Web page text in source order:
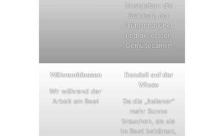
Unsichtbar: die
Zwiebeln der
Frühjahrsblüher
und die ersten
Gemüsesamen
Währenddessen
Wir während der
Arbeit am Beet
Rondell auf der
Wiese
Da die „Italiener“
mehr Sonne
brauchen, als sie
im Beet bekämen,